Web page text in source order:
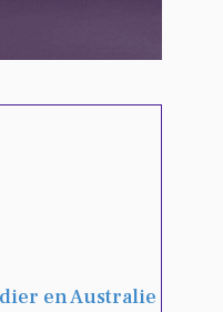
en Australie